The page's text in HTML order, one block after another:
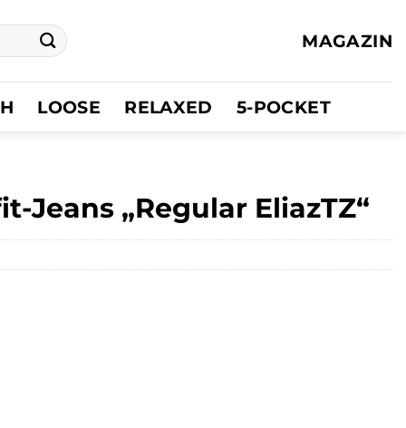
MAGAZIN
LOOSE RELAXED 5-POCKET
Jeans „Regular EliazTZ“